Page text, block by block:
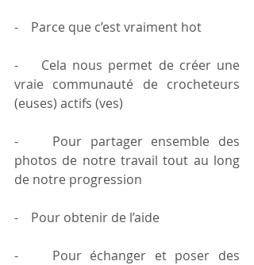
-    Parce que c’est vraiment hot
-    Cela nous permet de créer une
vraie communauté de crocheteurs
(euses) actifs (ves)
-    Pour partager ensemble des
photos de notre travail tout au long
de notre progression
-    Pour obtenir de l’aide
-    Pour échanger et poser des